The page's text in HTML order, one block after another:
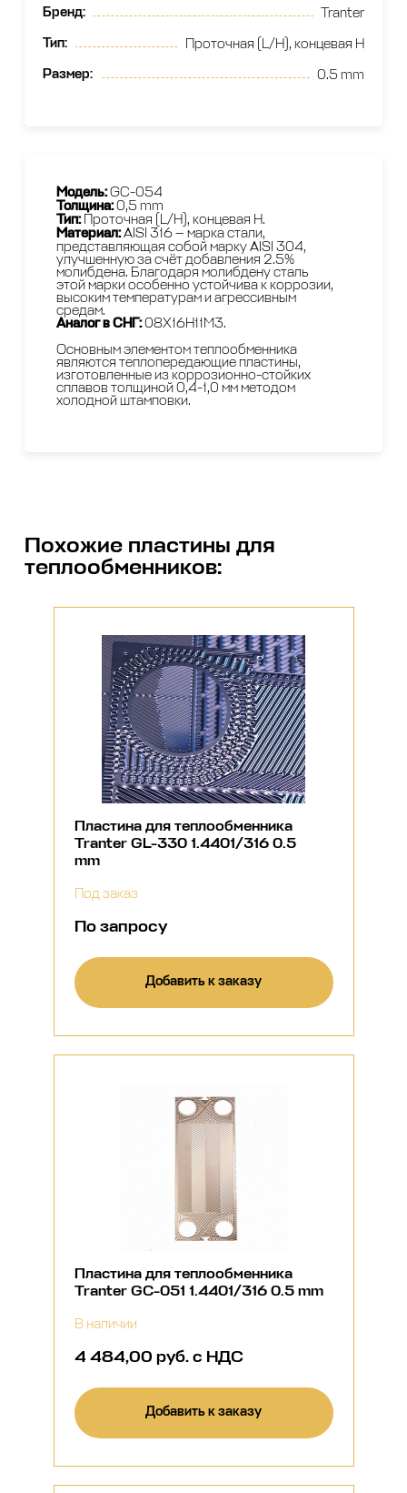
Бренд: Tranter
Тип: Проточная (L/H), концевая H
Размер: 0.5 mm
Модель:GС-054
Толщина:0,5 mm
Тип:Проточная (L/H), концевая H.
Материал:AISI 316 — марка стали,
представляющая собой марку AISI 304,
улучшенную за счёт добавления 2.5%
молибдена. Благодаря молибдену сталь
этой марки особенно устойчива к коррозии,
высоким температурам и агрессивным
средам.
Аналог в СНГ:08Х16Н11М3.
Основным элементом теплообменника
являются теплопередающие пластины,
изготовленные из коррозионно-стойких
сплавов толщиной 0,4-1,0 мм методом
холодной штамповки.
Похожие пластины для
теплообменников:
Пластина для теплообменника
Tranter GL-330 1.4401/316 0.5
mm
Под заказ
По запросу
Добавить к заказу
Пластина для теплообменника
Tranter GC-051 1.4401/316 0.5 mm
В наличии
4 484,00 руб. с НДС
Добавить к заказу